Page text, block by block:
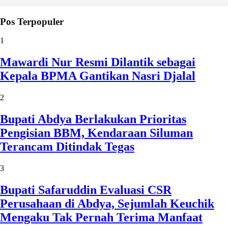
Pos Terpopuler
1
Mawardi Nur Resmi Dilantik sebagai
Kepala BPMA Gantikan Nasri Djalal
2
Bupati Abdya Berlakukan Prioritas
Pengisian BBM, Kendaraan Siluman
Terancam Ditindak Tegas
3
Bupati Safaruddin Evaluasi CSR
Perusahaan di Abdya, Sejumlah Keuchik
Mengaku Tak Pernah Terima Manfaat